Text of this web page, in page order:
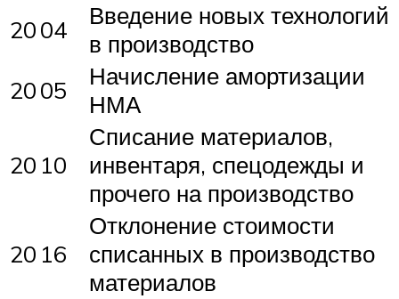
2004
Введение новых технологий
в производство
2005
Начисление амортизации
НМА
20 10
Списание материалов,
инвентаря, спецодежды и
прочего на производство
20 16
Отклонение стоимости
списанных в производство
материалов